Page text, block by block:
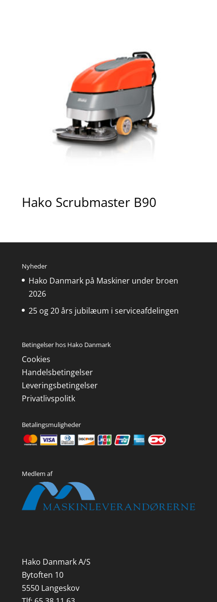
Hako Scrubmaster B90
Nyheder
Hako Danmark på Maskiner under broen
2026
25 og 20 års jubilæum i serviceafdelingen
Betingelser hos Hako Danmark
Cookies
Handelsbetingelser
Leveringsbetingelser
Privatlivspolitk
Betalingsmuligheder
Medlem af
Hako Danmark A/S
Bytoften 10
5550 Langeskov